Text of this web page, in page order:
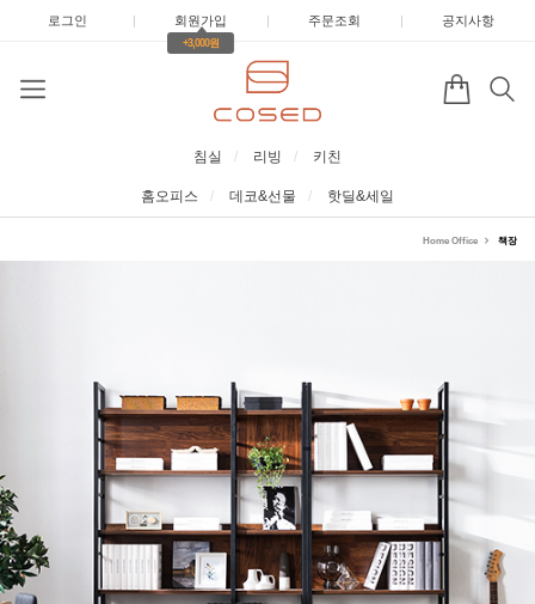
로그인 | 회원가입 |
+3,000원
주문조회 | 공지사항
침실 리빙 키친
홈오피스 데코&선물 핫딜&세일
Home Office 책장